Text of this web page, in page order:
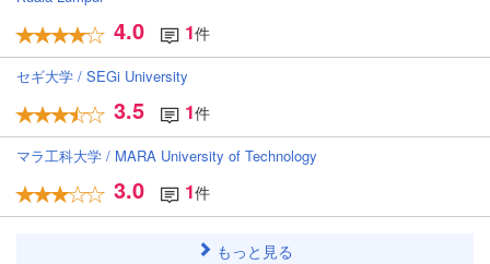
4.0 1件
セギ大学 / SEGi University
3.5 1件
マラ工科大学 / MARA University of Technology
3.0 1件
もっと見る